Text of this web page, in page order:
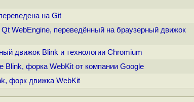
на Git
WebEngine, переведённый на браузерный движок
движок Blink и технологии Chromium
Blink, форка WebKit от компании Google
форк движка WebKit